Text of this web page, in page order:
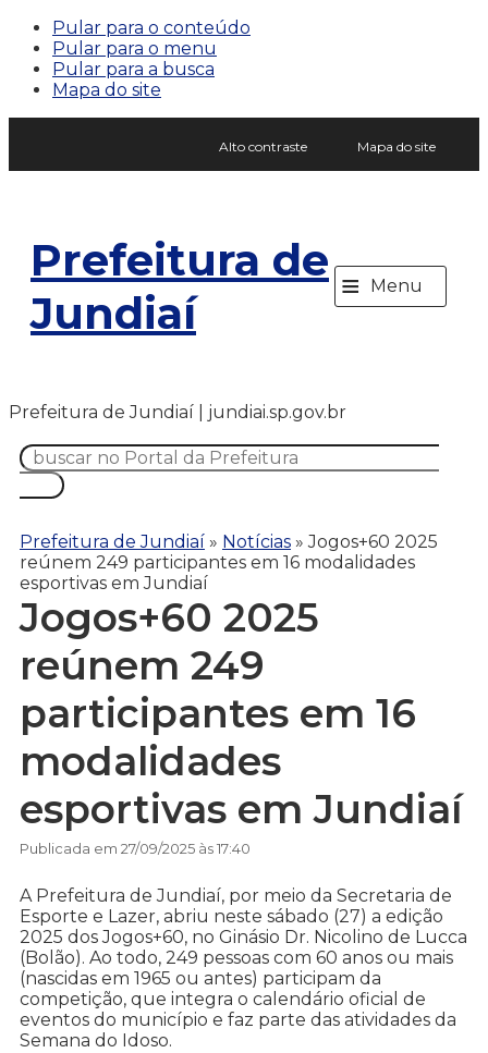
Pular para o conteúdo
Pular para o menu
Pular para a busca
Mapa do site
Alto contraste Mapa do site
Prefeitura de
Jundiaí
≡ Menu
Prefeitura de Jundiaí | jundiai.sp.gov.br
Prefeitura de Jundiaí » Notícias »Jogos+60 2025
reúnem 249 participantes em 16 modalidades
esportivas em Jundiaí
Jogos+60 2025
reúnem 249
participantes em 16
modalidades
esportivas em Jundiaí
Publicada em 27/09/2025 às 17:40
A Prefeitura de Jundiaí, por meio da Secretaria de
Esporte e Lazer, abriu neste sábado (27) a edição
2025 dos Jogos+60, no Ginásio Dr. Nicolino de Lucca
(Bolão). Ao todo, 249 pessoas com 60 anos ou mais
(nascidas em 1965 ou antes) participam da
competição, que integra o calendário oficial de
eventos do município e faz parte das atividades da
Semana do Idoso.